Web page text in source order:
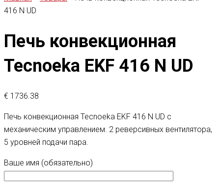
416 N UD
Печь конвекционная
Tecnoeka EKF 416 N UD
€ 1736.38
Печь конвекционная Tecnoeka EKF 416 N UD с
механическим управлением. 2 реверсивных вентилятора,
5 уровней подачи пара.
Ваше имя (обязательно)